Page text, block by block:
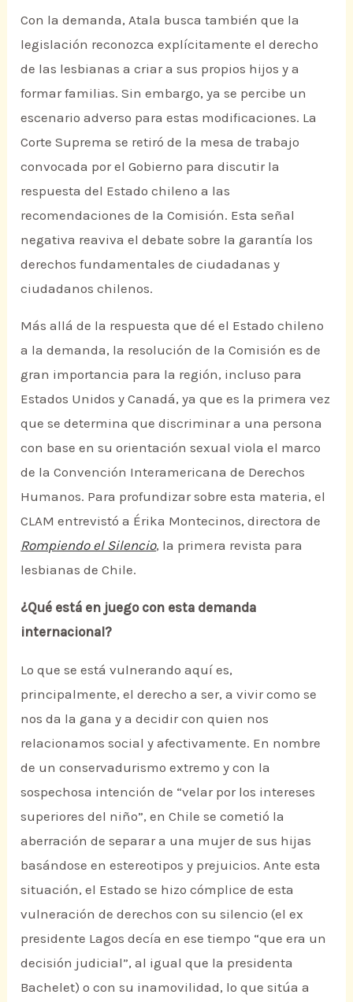
Con la demanda, Atala busca también que la
legislación reconozca explícitamente el derecho
de las lesbianas a criar a sus propios hijos y a
formar familias. Sin embargo, ya se percibe un
escenario adverso para estas modificaciones. La
Corte Suprema se retiró de la mesa de trabajo
convocada por el Gobierno para discutir la
respuesta del Estado chileno a las
recomendaciones de la Comisión. Esta señal
negativa reaviva el debate sobre la garantía los
derechos fundamentales de ciudadanas y
ciudadanos chilenos.
Más allá de la respuesta que dé el Estado chileno
a la demanda, la resolución de la Comisión es de
gran importancia para la región, incluso para
Estados Unidos y Canadá, ya que es la primera vez
que se determina que discriminar a una persona
con base en su orientación sexual viola el marco
de la Convención Interamericana de Derechos
Humanos. Para profundizar sobre esta materia, el
CLAM entrevistó a Érika Montecinos, directora de
Rompiendo el Silencio, la primera revista para
lesbianas de Chile.
¿Qué está en juego con esta demanda
internacional?
Lo que se está vulnerando aquí es,
principalmente, el derecho a ser, a vivir como se
nos da la gana y a decidir con quien nos
relacionamos social y afectivamente. En nombre
de un conservadurismo extremo y con la
sospechosa intención de “velar por los intereses
superiores del niño”, en Chile se cometió la
aberración de separar a una mujer de sus hijas
basándose en estereotipos y prejuicios. Ante esta
situación, el Estado se hizo cómplice de esta
vulneración de derechos con su silencio (el ex
presidente Lagos decía en ese tiempo “que era un
decisión judicial”, al igual que la presidenta
Bachelet) o con su inamovilidad, lo que sitúa a